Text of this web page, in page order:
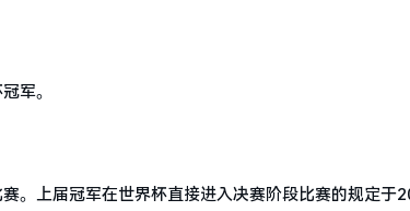
军。
。上届冠军在世界杯直接进入决赛阶段比赛的规定于